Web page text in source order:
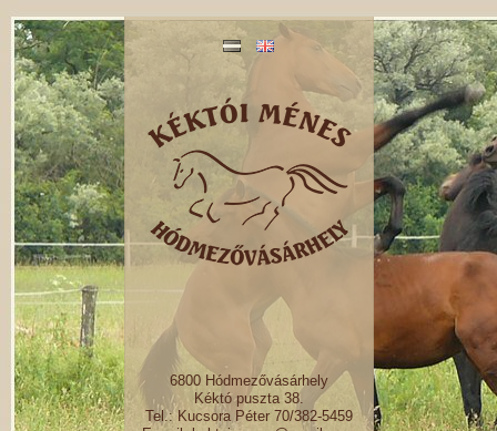
6800 Hódmezővásárhely
Kéktó puszta 38.
Tel.: Kucsora Péter 70/382-5459